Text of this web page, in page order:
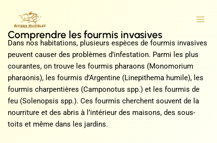
Comprendre les fourmis invasives
Dans nos habitations, plusieurs espèces de fourmis invasives
peuvent causer des problèmes d’infestation. Parmi les plus
courantes, on trouve les fourmis pharaons (Monomorium
pharaonis), les fourmis d’Argentine (Linepithema humile), les
fourmis charpentières (Camponotus spp.) et les fourmis de
feu (Solenopsis spp.). Ces fourmis cherchent souvent de la
nourriture et des abris à l’intérieur des maisons, des sous-
toits et même dans les jardins.